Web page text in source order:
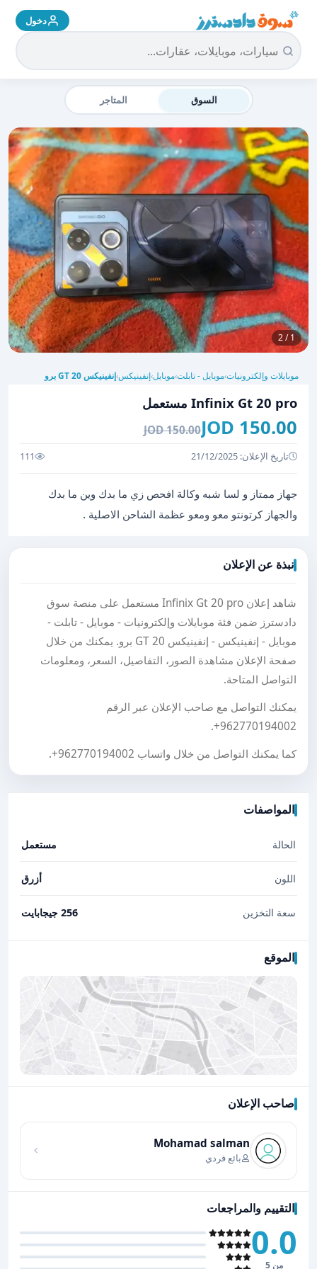
سوق دادسترز الرئيسية دخول
السوق المتاجر
1 / 2
موبايلات وإلكترونيات›موبايل - تابلت›موبايل›إنفينيكس›إنفينيكس GT 20 برو
Infinix Gt 20 pro مستعمل
150.00 JOD
150.00 JOD
تاريخ الإعلان: 21/12/2025 111
جهاز ممتاز و لسا شبه وكالة افحص زي ما بدك وين ما بدك
والجهاز كرتونتو معو ومعو عظمة الشاحن الاصلية .
نبذة عن الإعلان
شاهد إعلان Infinix Gt 20 pro مستعمل على منصة سوق
دادسترز ضمن فئة موبايلات وإلكترونيات - موبايل - تابلت -
موبايل - إنفينيكس - إنفينيكس GT 20 برو. يمكنك من خلال
صفحة الإعلان مشاهدة الصور، التفاصيل، السعر، ومعلومات
التواصل المتاحة.
يمكنك التواصل مع صاحب الإعلان عبر الرقم
+962770194002
.
كما يمكنك التواصل من خلال واتساب +962770194002
.
المواصفات
الحالة مستعمل
اللون أزرق
سعة التخزين 256 جيجابايت
الموقع
صاحب الإعلان
Mohamad salman
بائع فردي
التقييم والمراجعات
0.0
من 5